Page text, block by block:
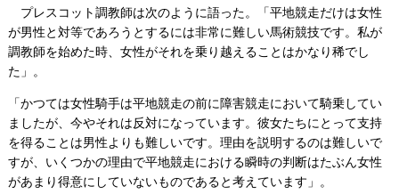
プレスコット調教師は次のように語った。「平地競走だけは女性
が男性と対等であろうとするには非常に難しい馬術競技です。私が
調教師を始めた時、女性がそれを乗り越えることはかなり稀でし
た」。
「かつては女性騎手は平地競走の前に障害競走において騎乗してい
ましたが、今やそれは反対になっています。彼女たちにとって支持
を得ることは男性よりも難しいです。理由を説明するのは難しいで
すが、いくつかの理由で平地競走における瞬時の判断はたぶん女性
があまり得意にしていないものであると考えています」。